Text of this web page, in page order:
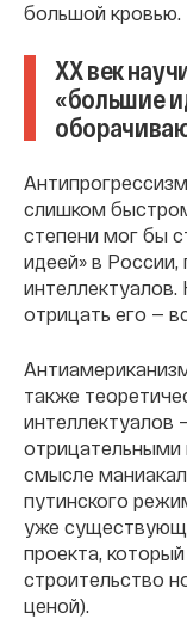
большой кровью.
ХХ век
«большие
слишком
степени мог бы
идеей» в России,
интеллектуалов.
отрицать его —
также
интеллектуалов
отрицательными
смысле
путинского
уже
проекта,
строительство
ценой).